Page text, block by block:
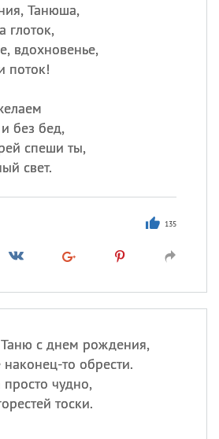
Танюша,
глоток,
вдохновенье,
поток!
без бед,
спеши ты,
свет.
135
с днем рождения,
то обрести.
чудно,
тоски.